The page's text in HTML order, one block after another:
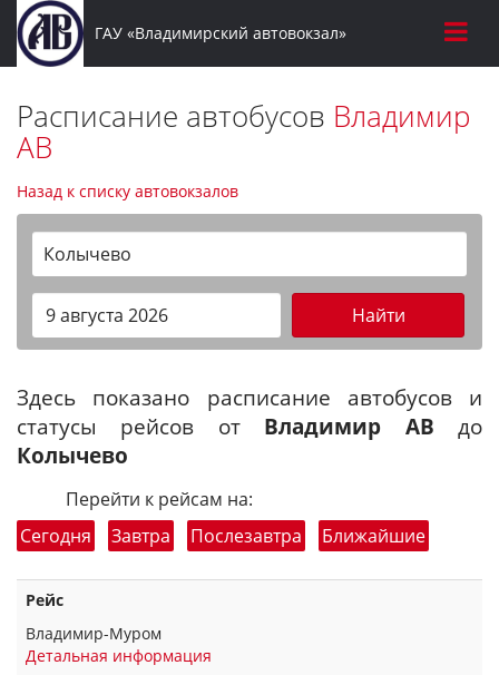
ГАУ «Владимирский автовокзал»
Расписание автобусов Владимир
АВ
Назад к списку автовокзалов
Колычево
Найти
Здесь показано расписание автобусов и
статусы рейсов от Владимир АВ до
Колычево
Перейти к рейсам на:
Сегодня
Завтра Послезавтра Ближайшие
Рейс
Владимир-Муром
Детальная информация